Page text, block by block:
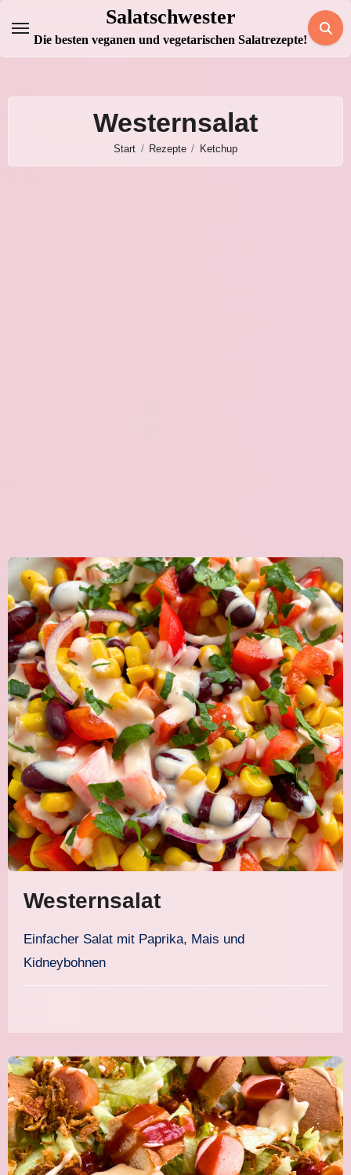
Inhalt
springen
Salatschwester
Die besten veganen und vegetarischen Salatrezepte!
Westernsalat
Start Rezepte Ketchup
Westernsalat
Einfacher Salat mit Paprika, Mais und
Kidneybohnen